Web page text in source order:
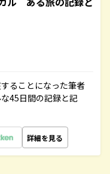
ることになった筆者
45日間の記録と記
詳細を見る